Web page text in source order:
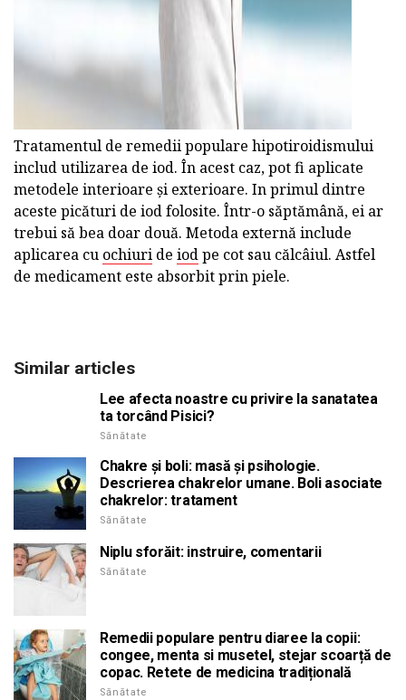
Tratamentul de remedii populare hipotiroidismului
includ utilizarea de iod. În acest caz, pot fi aplicate
metodele interioare și exterioare. In primul dintre
aceste picături de iod folosite. Într-o săptămână, ei ar
trebui să bea doar două. Metoda externă include
aplicarea cu ochiuri de iodpe cot sau călcâiul. Astfel
de medicament este absorbit prin piele.
Similar articles
Lee afecta noastre cu privire la sanatatea
ta torcând Pisici?
Sănătate
Chakre și boli: masă și psihologie.
Descrierea chakrelor umane. Boli asociate
chakrelor: tratament
Sănătate
Niplu sforăit: instruire, comentarii
Sănătate
Remedii populare pentru diaree la copii:
congee, menta si musetel, stejar scoarță de
copac. Retete de medicina tradițională
Sănătate